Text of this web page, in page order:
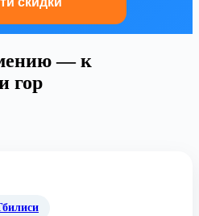
— к
гор